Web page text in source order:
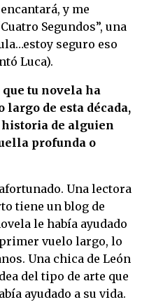
y me
Segundos”, una
seguro eso
Luca).
tu novela ha
de esta década,
de alguien
profunda o
Una lectora
tiene un blog de
le había ayudado
vuelo largo, lo
Una chica de León
del tipo de arte que
ayudado a su vida.